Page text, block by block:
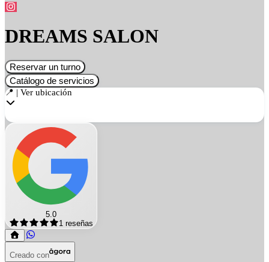
DREAMS SALON
Reservar un turno
Catálogo de servicios
📍 | Ver ubicación
5.0
1 reseñas
Creado con